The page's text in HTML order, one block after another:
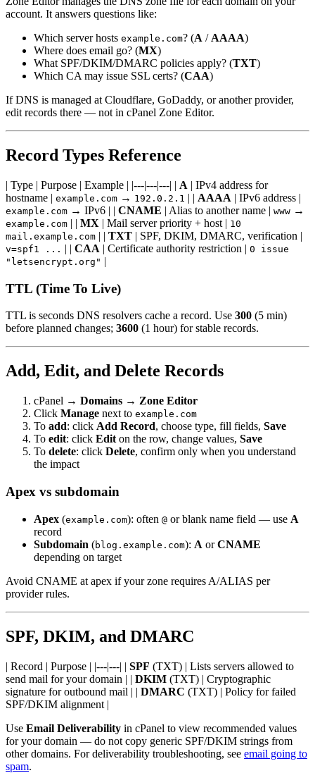
account. It answers questions like:
Which server hosts example.com? (A / AAAA)
Where does email go? (MX)
What SPF/DKIM/DMARC policies apply? (TXT)
Which CA may issue SSL certs? (CAA)
If DNS is managed at Cloudflare, GoDaddy, or another provider,
edit records there — not in cPanel Zone Editor.
Record Types Reference
| Type | Purpose | Example | |---|---|---| | A | IPv4 address for
hostname | example.com → 192.0.2.1 | | AAAA | IPv6 address |
example.com → IPv6 | | CNAME | Alias to another name | www →
example.com | | MX | Mail server priority + host | 10
mail.example.com | | TXT | SPF, DKIM, DMARC, verification |
v=spf1 ... | | CAA | Certificate authority restriction | 0 issue
"letsencrypt.org" |
TTL (Time To Live)
TTL is seconds DNS resolvers cache a record. Use 300 (5 min)
before planned changes; 3600 (1 hour) for stable records.
Add, Edit, and Delete Records
cPanel → Domains → Zone Editor
Click Manage next to example.com
To add: click Add Record, choose type, fill fields, Save
To edit: click Edit on the row, change values, Save
To delete: click Delete, confirm only when you understand
the impact
Apex vs subdomain
Apex (example.com): often @ or blank name field — use A
record
Subdomain (blog.example.com): A orCNAME
depending on target
Avoid CNAME at apex if your zone requires A/ALIAS per
provider rules.
SPF, DKIM, and DMARC
| Record | Purpose | |---|---| | SPF (TXT) | Lists servers allowed to
send mail for your domain | | DKIM (TXT) | Cryptographic
signature for outbound mail | | DMARC (TXT) | Policy for failed
SPF/DKIM alignment |
Use Email Deliverability in cPanel to view recommended values
for your domain — do not copy generic SPF/DKIM strings from
other domains. For deliverability troubleshooting, see email going to
spam.